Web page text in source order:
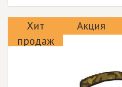
Хит
продаж
Акция